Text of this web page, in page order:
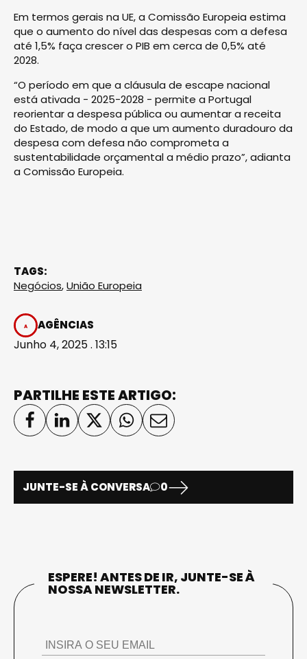
Em termos gerais na UE, a Comissão Europeia estima
que o aumento do nível das despesas com a defesa
até 1,5% faça crescer o PIB em cerca de 0,5% até
2028.
“O período em que a cláusula de escape nacional
está ativada - 2025-2028 - permite a Portugal
reorientar a despesa pública ou aumentar a receita
do Estado, de modo a que um aumento duradouro da
despesa com defesa não comprometa a
sustentabilidade orçamental a médio prazo”, adianta
a Comissão Europeia.
TAGS:
Negócios,União Europeia
AGÊNCIAS
Junho 4, 2025 . 13:15
PARTILHE ESTE ARTIGO:
JUNTE-SE À CONVERSA 0
ESPERE! ANTES DE IR, JUNTE-SE À
NOSSA NEWSLETTER.